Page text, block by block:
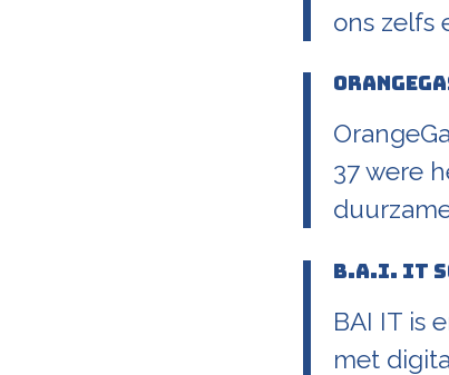
ons zelfs
37 were
B.A.I. IT
BAI IT is
met